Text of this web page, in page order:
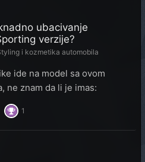
ubacivanje
verzije?
i kozmetika automobila
ide na model sa ovom
ne znam da li je imas:
1